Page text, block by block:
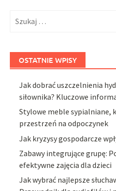
OSTATNIE WPISY
Jak dobrać uszczelnienia
siłownika? Kluczowe
Stylowe meble sypialniane,
przestrzeń na odpoczynek
Jak kryzysy gospodarcze
Zabawy integrujące grupę:
efektywne zajęcia dla dzieci
Jak wybrać najlepsze